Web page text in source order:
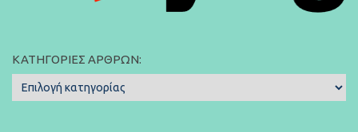
ΚΑΤΗΓΟΡΊΕΣ ΆΡΘΡΩΝ:
Κατηγορίες
Άρθρων: